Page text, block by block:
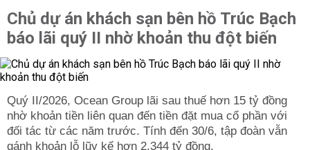
Chủ dự án khách sạn bên hồ Trúc Bạch
báo lãi quý II nhờ khoản thu đột biến
Quý II/2026, Ocean Group lãi sau thuế hơn 15 tỷ đồng
nhờ khoản tiền liên quan đến tiền đặt mua cổ phần với
đối tác từ các năm trước. Tính đến 30/6, tập đoàn vẫn
gánh khoản lỗ lũy kế hơn 2.344 tỷ đồng.